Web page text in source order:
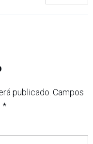
publicado. Campos
*